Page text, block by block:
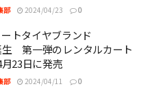
部 2024/04/23 0
トタイヤブランド
生 第一弾のレンタルカート
23日に発売
部 2024/04/11 0